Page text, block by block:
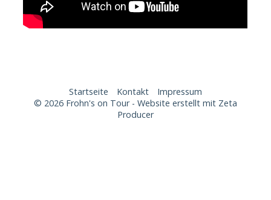
Startseite Kontakt
Impressum
© 2026 Frohn's on Tour - Website erstellt mit Zeta
Producer